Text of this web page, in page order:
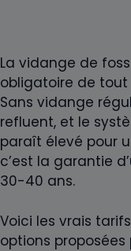
La vidange de
obligatoire de
Sans vidange
refluent, et le
paraît élevé pour
c’est la garantie
30-40 ans.
Voici les vrais
options